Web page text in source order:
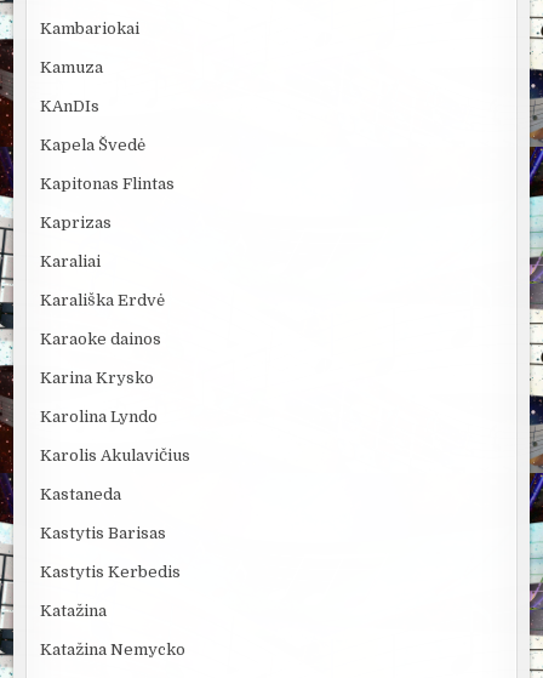
Kambariokai
Kamuza
KAnDIs
Kapela Švedė
Kapitonas Flintas
Kaprizas
Karaliai
Karališka Erdvė
Karaoke dainos
Karina Krysko
Karolina Lyndo
Karolis Akulavičius
Kastaneda
Kastytis Barisas
Kastytis Kerbedis
Katažina
Katažina Nemycko